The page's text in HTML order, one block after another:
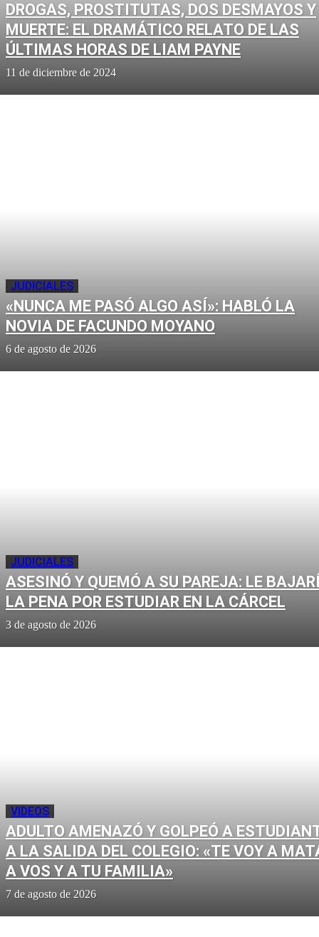
DROGAS, PROSTITUTAS, DOS DESMAYOS Y
MUERTE: EL DRAMÁTICO RELATO DE LAS
ÚLTIMAS HORAS DE LIAM PAYNE
11 de diciembre de 2024
JUDICIALES
«NUNCA ME PASÓ ALGO ASÍ»: HABLÓ LA
NOVIA DE FACUNDO MOYANO
6 de agosto de 2026
JUDICIALES
ASESINÓ Y QUEMÓ A SU PAREJA: LE
LA PENA POR ESTUDIAR EN LA CÁRCEL
3 de agosto de 2026
VIDEOS
ADULTO AMENAZÓ Y GOLPEÓ A
A LA SALIDA DEL COLEGIO: «TE VOY A
A VOS Y A TU FAMILIA»
7 de agosto de 2026